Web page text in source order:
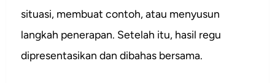
situasi, membuat contoh, atau menyusun
langkah penerapan. Setelah itu, hasil regu
dipresentasikan dan dibahas bersama.